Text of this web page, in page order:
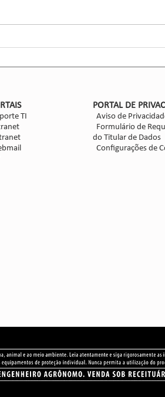
TI
PORTAL DE
Aviso de
Formulário de
do Titular de Dados
Configurações de